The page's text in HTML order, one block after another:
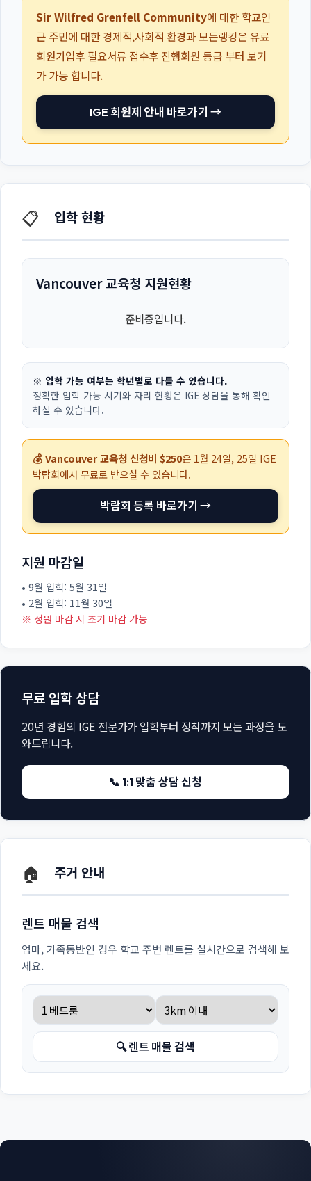
Sir Wilfred Grenfell Community에 대한 학교인
근 주민에 대한 경제적,사회적 환경과 모든랭킹은 유료
회원가입후 필요서류 접수후 진행회원 등급 부터 보기
가 가능 합니다.
IGE 회원제 안내 바로가기 →
📋 입학 현황
Vancouver 교육청 지원현황
준비중입니다.
※ 입학 가능 여부는 학년별로 다를 수 있습니다.
정확한 입학 가능 시기와 자리 현황은 IGE 상담을 통해 확인
하실 수 있습니다.
💰 Vancouver 교육청 신청비 $250은 1월 24일, 25일 IGE
박람회에서 무료로 받으실 수 있습니다.
박람회 등록 바로가기 →
지원 마감일
• 9월 입학: 5월 31일
• 2월 입학: 11월 30일
※ 정원 마감 시 조기 마감 가능
무료 입학 상담
20년 경험의 IGE 전문가가 입학부터 정착까지 모든 과정을 도
와드립니다.
📞 1:1 맞춤 상담 신청
🏠 주거 안내
렌트 매물 검색
엄마, 가족동반인 경우 학교 주변 렌트를 실시간으로 검색해 보
세요.
🔍 렌트 매물 검색